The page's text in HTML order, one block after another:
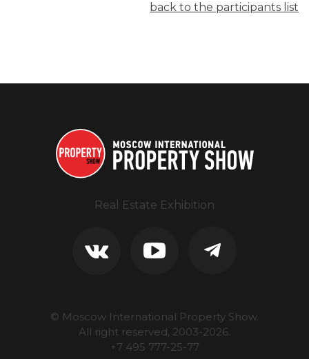
back to the participants list
Real Estate Exhibition
© Moscow International Property Show.
All right reserved, 2003-2026.
+7 495 777-25-77